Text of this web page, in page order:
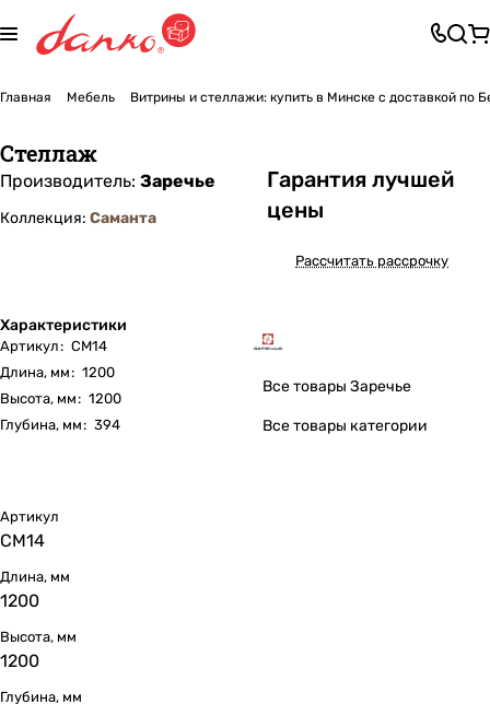
Главная Мебель Витрины и стеллажи: купить в Минске с доставкой по
Стеллаж
Производитель: Заречье
Коллекция: Саманта
Характеристики
Артикул: СМ14
Длина, мм: 1200
Высота, мм: 1200
Глубина, мм: 394
Гарантия лучшей
цены
Рассчитать рассрочку
Все товары Заречье
Все товары категории
Артикул
СМ14
Длина, мм
1200
Высота, мм
1200
Глубина, мм